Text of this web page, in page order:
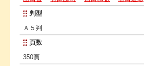
判型
Ａ５判
頁数
350頁